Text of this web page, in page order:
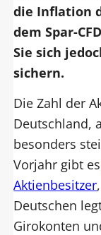
die Inflation
dem Spar-
Sie sich
sichern.
Die Zahl der
Deutschland,
besonders
Vorjahr gibt es
Aktienbesitzer
Deutschen
Girokonten